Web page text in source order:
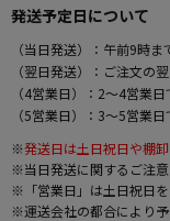
発送予定日について
（当日発送）：午前9時
（翌日発送）：ご注文の
（4営業日）：2～4営業
（5営業日）：3～5営業
※発送日は土日祝日や棚
※当日発送に関するご注
※「営業日」は土日祝日を
※運送会社の都合により予